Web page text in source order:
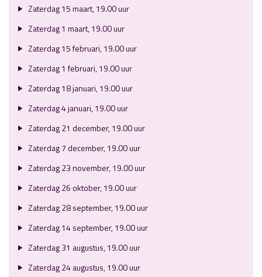
Zaterdag 15 maart, 19.00 uur
Zaterdag 1 maart, 19.00 uur
Zaterdag 15 februari, 19.00 uur
Zaterdag 1 februari, 19.00 uur
Zaterdag 18 januari, 19.00 uur
Zaterdag 4 januari, 19.00 uur
Zaterdag 21 december, 19.00 uur
Zaterdag 7 december, 19.00 uur
Zaterdag 23 november, 19.00 uur
Zaterdag 26 oktober, 19.00 uur
Zaterdag 28 september, 19.00 uur
Zaterdag 14 september, 19.00 uur
Zaterdag 31 augustus, 19.00 uur
Zaterdag 24 augustus, 19.00 uur